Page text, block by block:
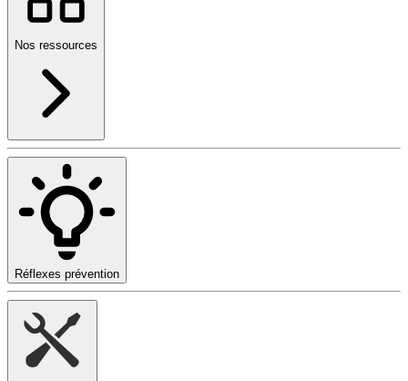
Nos ressources
Réflexes prévention